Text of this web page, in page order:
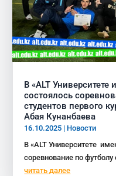
В «ALT
состоялось
студентов первого
Абая Кунанбаева
16.10.2025 | Новости
В «ALT Университете
соревнование по футболу
читать далее